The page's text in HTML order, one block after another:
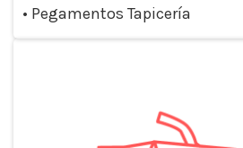
• Pegamentos Tapicería